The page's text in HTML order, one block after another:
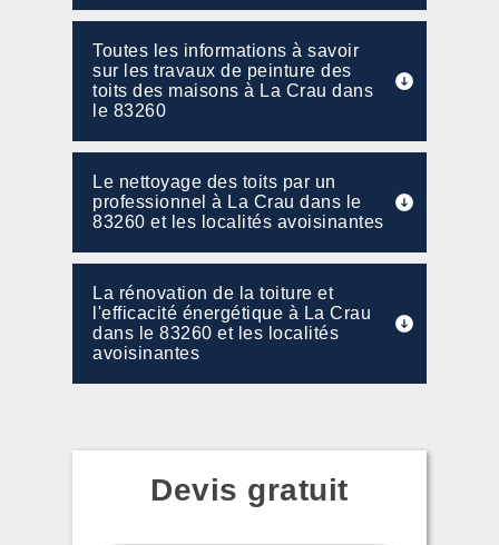
Toutes les informations à savoir
sur les travaux de peinture des
toits des maisons à La Crau dans
le 83260
Le nettoyage des toits par un
professionnel à La Crau dans le
83260 et les localités avoisinantes
La rénovation de la toiture et
l'efficacité énergétique à La Crau
dans le 83260 et les localités
avoisinantes
Devis gratuit